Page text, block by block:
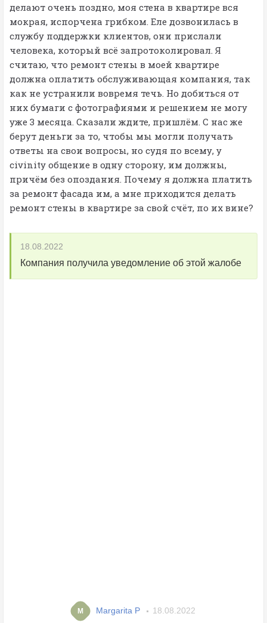
делают очень поздно, моя стена в квартире вся
мокрая, испорчена грибком. Еле дозвонилась в
службу поддержки клиентов, они прислали
человека, который всё запротоколировал. Я
считаю, что ремонт стены в моей квартире
должна оплатить обслуживающая компания, так
как не устранили вовремя течь. Но добиться от
них бумаги с фотографиями и решением не могу
уже 3 месяца. Сказали ждите, пришлём. С нас же
берут деньги за то, чтобы мы могли получать
ответы на свои вопросы, но судя по всему, у
civinity общение в одну сторону, им должны,
причём без опоздания. Почему я должна платить
за ремонт фасада им, а мне приходится делать
ремонт стены в квартире за свой счёт, по их вине?
18.08.2022
Компания получила уведомление об этой жалобе
M Margarita P 18.08.2022